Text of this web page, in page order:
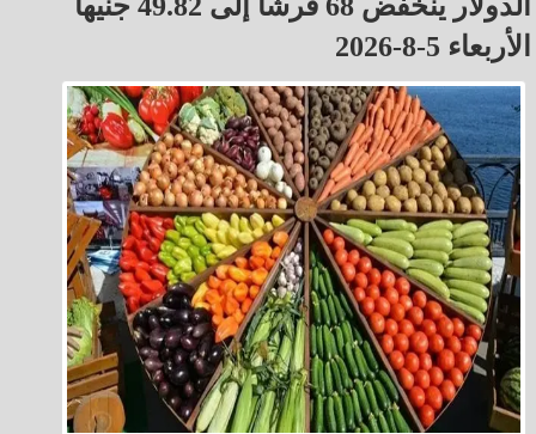
الدولار ينخفض 68 قرشًاً إلى 49.82 جنيهاً
الأربعاء 5-8-2026